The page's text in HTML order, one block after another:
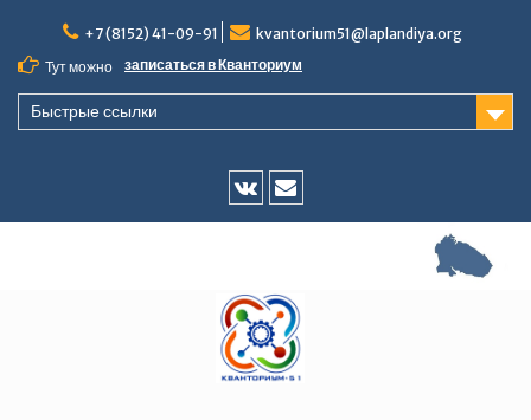
содержимому
+7 (8152) 41-09-91
kvantorium51@laplandiya.org
Тут можно
записаться в Кванториум
Быстрые ссылки
Vk
E-